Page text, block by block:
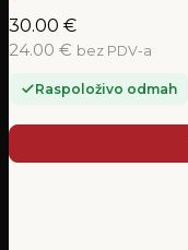
30.00 €
24.00 € bez PDV-a
Raspoloživo odmah